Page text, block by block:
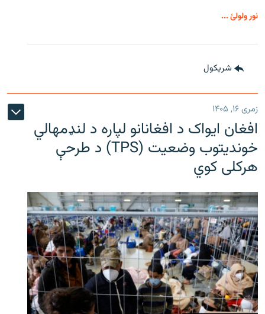
نور ولولئ ...
شريکول
زمری ۱۶, ۱۴۰۵
افغان ایواک د افغانانو لپاره د لنډمهالي
خوندیتوب وضعیت (TPS) د طرحې
هرکلی کوي